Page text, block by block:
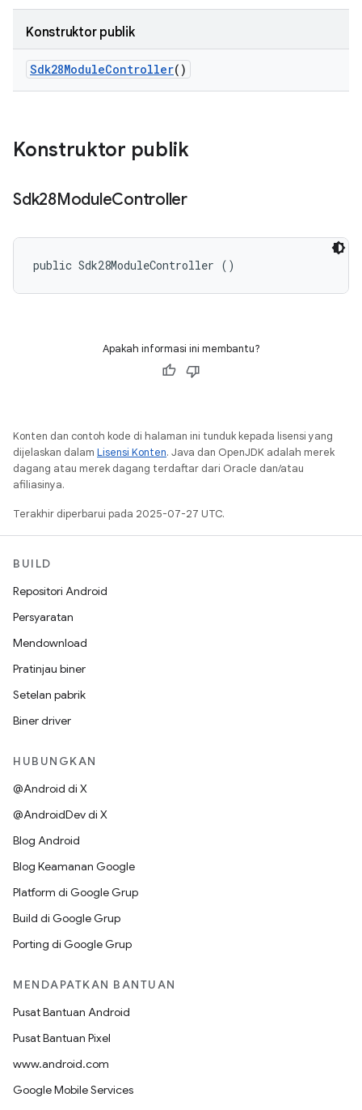
Konstruktor publik
Sdk28ModuleController()
Konstruktor publik
Sdk28ModuleController
public Sdk28ModuleController ()
Apakah informasi ini membantu?
Konten dan contoh kode di halaman ini tunduk kepada lisensi yang
dijelaskan dalam Lisensi Konten. Java dan OpenJDK adalah merek
dagang atau merek dagang terdaftar dari Oracle dan/atau
afiliasinya.
Terakhir diperbarui pada 2025-07-27 UTC.
BUILD
Repositori Android
Persyaratan
Mendownload
Pratinjau biner
Setelan pabrik
Biner driver
HUBUNGKAN
@Android di X
@AndroidDev di X
Blog Android
Blog Keamanan Google
Platform di Google Grup
Build di Google Grup
Porting di Google Grup
MENDAPATKAN BANTUAN
Pusat Bantuan Android
Pusat Bantuan Pixel
www.android.com
Google Mobile Services